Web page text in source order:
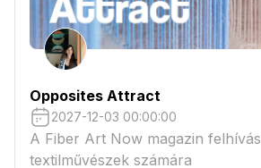
Opposites Attract
2027-12-03 00:00:00
A Fiber Art Now magazin
textilművészek számára